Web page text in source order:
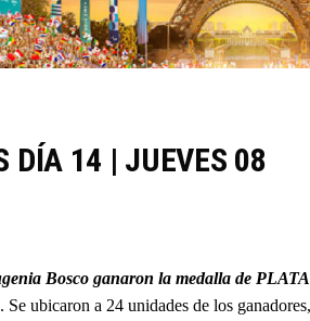
DÍA 14 | JUEVES 08
Bosco ganaron la medalla de
ubicaron a 24 unidades de los